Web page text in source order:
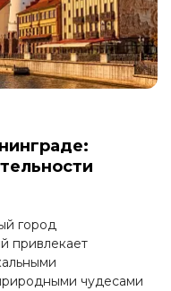
город
привлекает
чудесами